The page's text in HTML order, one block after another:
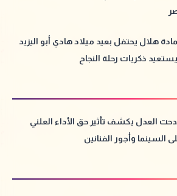
هلال يحتفل بعيد ميلاد هادي أبو اليزيد
ذكريات رحلة النجاح
العدل يكشف تأثير حق الأداء العلني
السينما وأجور الفنانين